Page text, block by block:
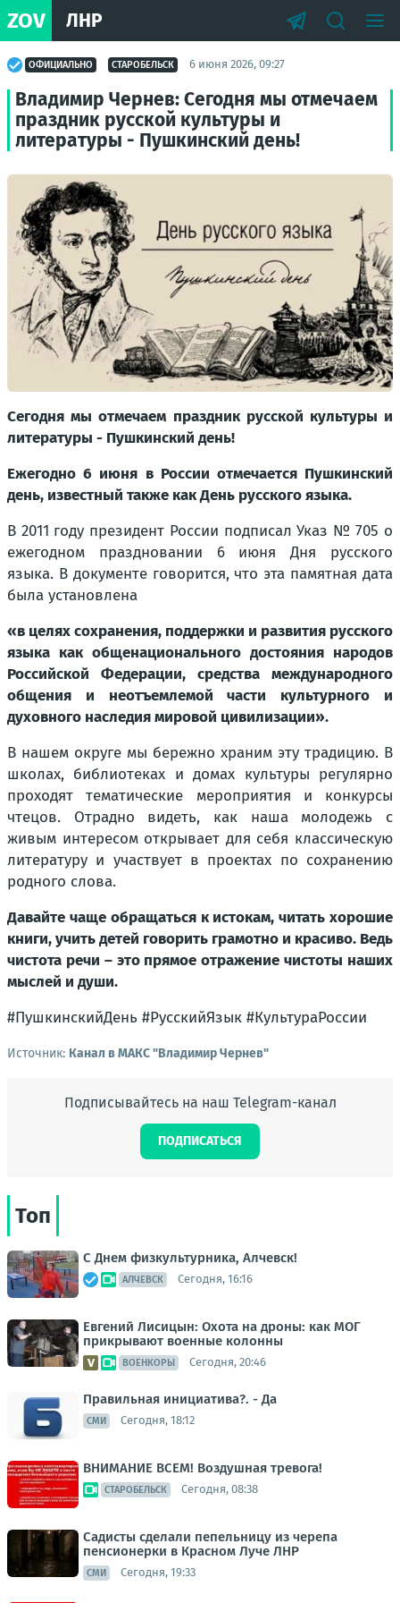
ZOV ЛНР
ОФИЦИАЛЬНО СТАРОБЕЛЬСК 6 июня 2026, 09:27
Владимир Чернев: Сегодня мы отмечаем
праздник русской культуры и
литературы - Пушкинский день!
Сегодня мы отмечаем праздник русской культуры и
литературы - Пушкинский день!
Ежегодно 6 июня в России отмечается Пушкинский
день, известный также как День русского языка.
В 2011 году президент России подписал Указ № 705 о
ежегодном праздновании 6 июня Дня русского
языка. В документе говорится, что эта памятная дата
была установлена
«в целях сохранения, поддержки и развития русского
языка как общенационального достояния народов
Российской Федерации, средства международного
общения и неотъемлемой части культурного и
духовного наследия мировой цивилизации».
В нашем округе мы бережно храним эту традицию. В
школах, библиотеках и домах культуры регулярно
проходят тематические мероприятия и конкурсы
чтецов. Отрадно видеть, как наша молодежь с
живым интересом открывает для себя классическую
литературу и участвует в проектах по сохранению
родного слова.
Давайте чаще обращаться к истокам, читать хорошие
книги, учить детей говорить грамотно и красиво. Ведь
чистота речи – это прямое отражение чистоты наших
мыслей и души.
#ПушкинскийДень #РусскийЯзык #КультураРоссии
Источник: Канал в МАКС "Владимир Чернев"
Подписывайтесь на наш Telegram-канал
ПОДПИСАТЬСЯ
Топ
С Днем физкультурника, Алчевск!
АЛЧЕВСК Сегодня, 16:16
Евгений Лисицын: Охота на дроны: как МОГ
прикрывают военные колонны
ВОЕНКОРЫ Сегодня, 20:46
Правильная инициатива?. - Да
СМИ Сегодня, 18:12
ВНИМАНИЕ ВСЕМ! Воздушная тревога!
СТАРОБЕЛЬСК Сегодня, 08:38
Садисты сделали пепельницу из черепа
пенсионерки в Красном Луче ЛНР
СМИ Сегодня, 19:33